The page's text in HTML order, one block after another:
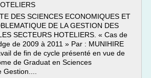
DES SCIENCES ECONOMIQUES ET
DE LA GESTION DES
SECTEURS HOTELIERS. « Cas de
de 2009 à 2011 » Par : MUNIHIRE
de fin de cycle présenté en vue de
de Graduat en Sciences